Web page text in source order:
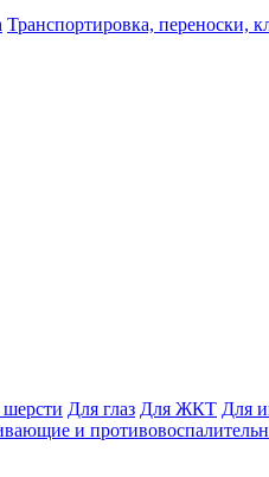
Транспортировка, переноски,
Для глаз Для ЖКТ Для
и